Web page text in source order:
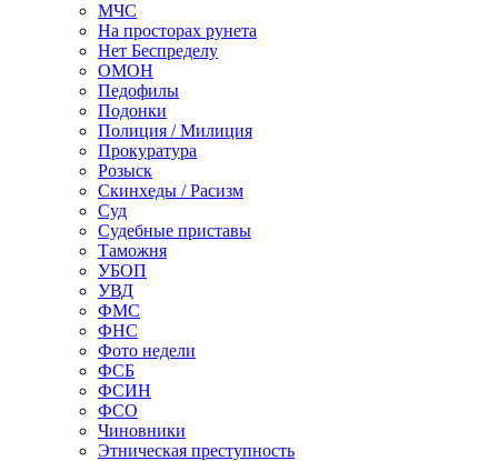
МЧС
На просторах рунета
Нет Беспределу
ОМОН
Педофилы
Подонки
Полиция / Милиция
Прокуратура
Розыск
Скинхеды / Расизм
Суд
Судебные приставы
Таможня
УБОП
УВД
ФМС
ФНС
Фото недели
ФСБ
ФСИН
ФСО
Чиновники
Этническая преступность